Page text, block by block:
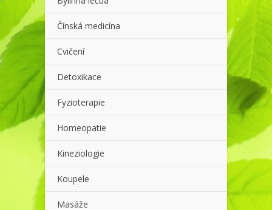
Čínská medicína
Cvičení
Detoxikace
Fyzioterapie
Homeopatie
Kineziologie
Koupele
Masáže